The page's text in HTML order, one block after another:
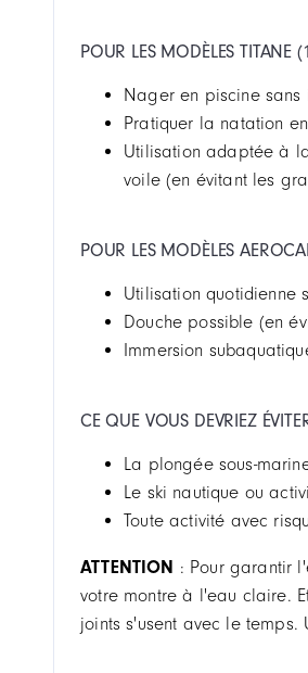
POUR LES MODÈLES TITANE
Nager en piscine sans
Pratiquer la natation
Utilisation adaptée à
voile (en évitant les
POUR LES MODÈLES
Utilisation quotidienne
Douche possible (en
Immersion
CE QUE VOUS DEVRIEZ
La plongée sous-
Le ski nautique ou
Toute activité avec
ATTENTION : Pour garantir
votre montre à l'eau claire.
joints s'usent avec le temps.